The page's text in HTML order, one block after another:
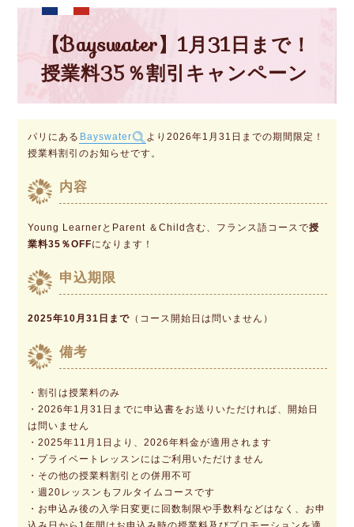
【Bayswater】1月31日まで！
授業料35％割引キャンペーン
パリにある Bayswater
より2026年1月31日までの期間限定！
授業料割引のお知らせです。
内容
Young LearnerとParent ＆Child含む、フランス語コースで授
業料35％OFFになります！
申込期限
2025年10月31日まで（コース開始日は問いません）
備考
・割引は授業料のみ
・2026年1月31日までに申込書をお送りいただければ、開始日
は問いません
・2025年11月1日より、2026年料金が適用されます
・プライベートレッスンにはご利用いただけません
・その他の授業料割引との併用不可
・週20レッスンもフルタイムコースです
・お申込み後の入学日変更に回数制限や手数料などはなく、お申